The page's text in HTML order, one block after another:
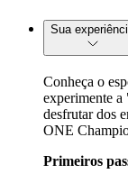
Sua
Conheça o
experimente
desfrutar dos
ONE
Primeiros